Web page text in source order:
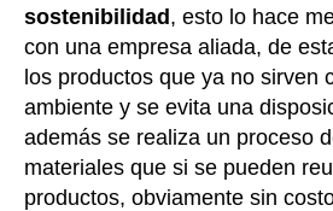
sostenibilidad, esto lo hace
con una empresa aliada, de
los productos que ya no sirven
ambiente y se evita una
además se realiza un proceso
materiales que si se pueden
productos, obviamente sin